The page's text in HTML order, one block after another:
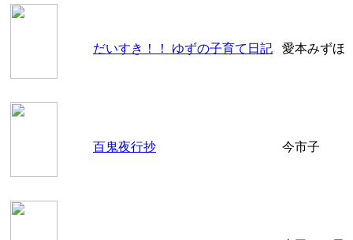
だいすき！！ ゆずの子育て日記 愛本みずほ
百鬼夜行抄 今市子